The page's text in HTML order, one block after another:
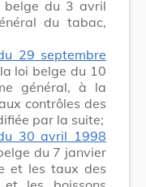
du 3 avril
du tabac,
29 septembre
loi belge du 10
général, à la
contrôles des
par la suite;
30 avril 1998
du 7 janvier
et les taux des